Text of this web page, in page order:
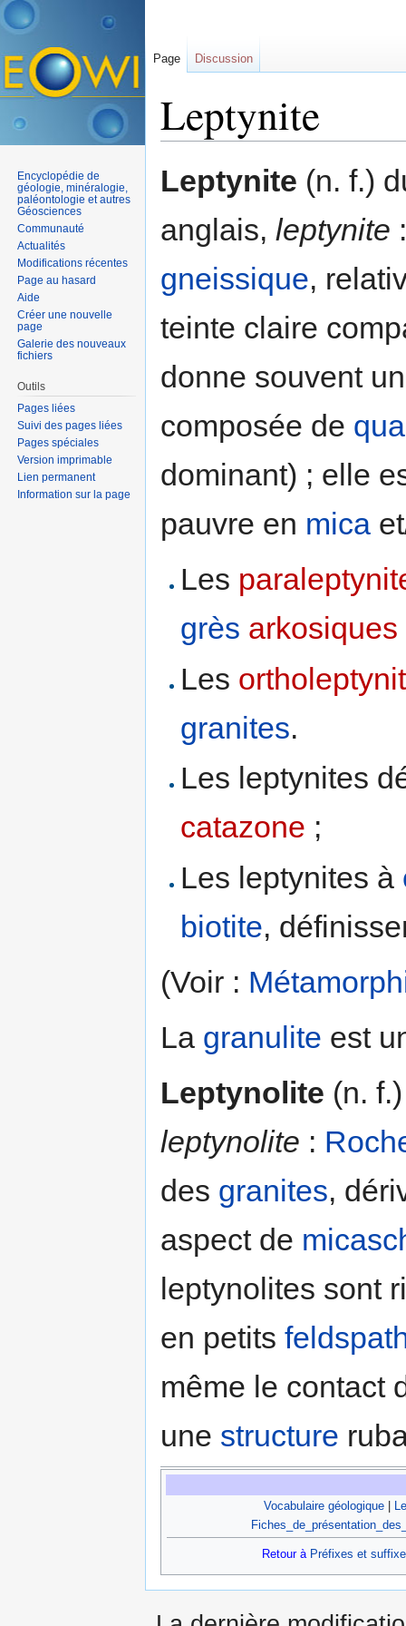
Leptynite
Leptynite (n. f.)
anglais, leptynite
gneissique,
teinte claire
donne souvent
composée de
dominant) ; elle
pauvre en mica
Les
grès arkosiques
Les
granites.
Les leptynites
catazone ;
Les leptynites à
biotite,
(Voir :
La granulite est
Leptynolite (n.
leptynolite :
des granites,
aspect de
leptynolites sont
en petits
même le contact
une structure
Vocabulaire géologique
Retour à Préfixes et
Page Discussion
Encyclopédie de
géologie, minéralogie,
paléontologie et autres
Géosciences
Communauté
Actualités
Modifications récentes
Page au hasard
Aide
Créer une nouvelle
page
Galerie des nouveaux
fichiers
Outils
Pages liées
Suivi des pages liées
Pages spéciales
Version imprimable
Lien permanent
Information sur la page